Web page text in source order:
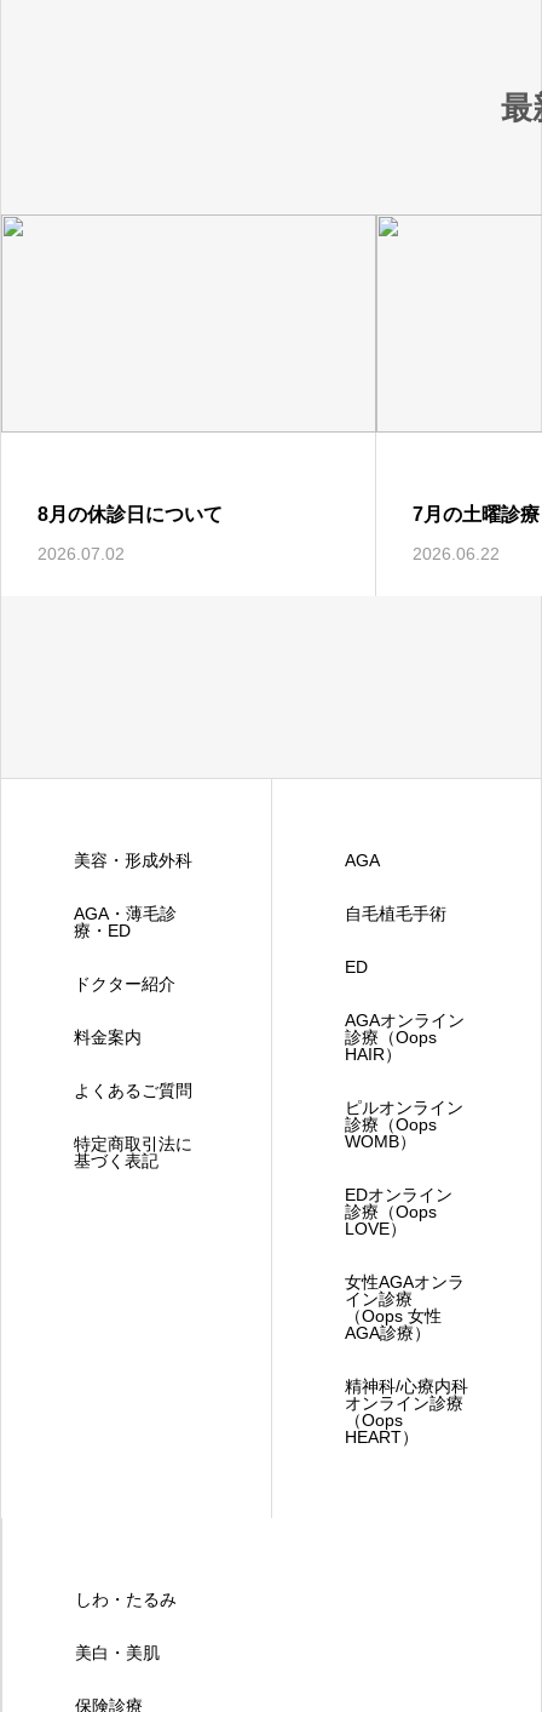
美容・形成外科・頭髪治療専門クリニック
最
8月の休診日について
2026.07.02
7月の土曜診
2026.06.22
美容・形成外科
AGA・薄毛診
療・ED
ドクター紹介
料金案内
よくあるご質問
特定商取引法に
基づく表記
AGA
自毛植毛手術
ED
AGAオンライン
診療（Oops
HAIR）
ピルオンライン
診療（Oops
WOMB）
EDオンライン
診療（Oops
LOVE）
女性AGAオンラ
イン診療
（Oops 女性
AGA診療）
精神科/心療内科
オンライン診療
（Oops
HEART）
しわ・たるみ
美白・美肌
保険診療